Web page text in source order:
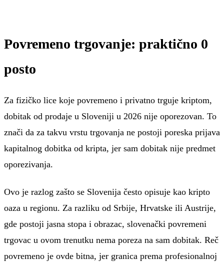
Povremeno trgovanje: praktično 0
posto
Za fizičko lice koje povremeno i privatno trguje kriptom,
dobitak od prodaje u Sloveniji u 2026 nije oporezovan. To
znači da za takvu vrstu trgovanja ne postoji poreska prijava
kapitalnog dobitka od kripta, jer sam dobitak nije predmet
oporezivanja.
Ovo je razlog zašto se Slovenija često opisuje kao kripto
oaza u regionu. Za razliku od Srbije, Hrvatske ili Austrije,
gde postoji jasna stopa i obrazac, slovenački povremeni
trgovac u ovom trenutku nema poreza na sam dobitak. Reč
povremeno je ovde bitna, jer granica prema profesionalnoj